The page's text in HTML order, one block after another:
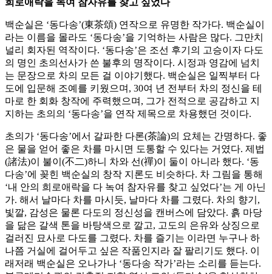
희로애락을 녹여 참자유를 찾고 싶었다
백순실은 ‘동다송’(東茶頌) 연작으로 유명한 작가다. 백순실이
라는 이름을 몰라도 ‘동다송’을 기억하는 사람은 많다. 그만치
널리 회자된 역작이다. ‘동다송’은 조선 후기의 고승이자 다도
의 명인 초의선사가 쓴 불후의 명작이다. 시정과 영감에 넘치
는 문장으로 차의 모든 걸 이야기했다. 백순실은 일찍부터 다
도에 입문해 조예를 키웠으며, 30여 년 전부터 차의 정신을 테
마로 한 회화 창작에 주력했으며, 그가 전적으로 공감하고 지
지하는 초의의 ‘동다송’을 연작 제목으로 차용했던 것이다.
초의가 ‘동다송’에서 갈파한 다론(茶論)의 요체는 간명하다. 좋
은 물을 얻어 좋은 차를 마시면 도통할 수 있다는 거였다. 제법
(諸法)이 불이(不二)하니 차와 선(禪)이 둘이 아니라 했다. ‘동
다송’에 꽂힌 백순실의 창작 지론도 비슷하다. 차 그림을 통해
‘내 안의 희로애락을 다 녹여 참자유를 찾고 싶었다’는 게 아닌
가. 해서 날마다 차를 마시듯, 날마다 차를 그렸다. 차의 향기,
빛깔, 감성은 물론 다도의 정신성을 캔버스에 담았다. 흙 마당
을 닮은 갈색 톤을 바탕색으로 깔고, 고도의 은유와 상징으로
걸러진 묘사로 다도를 그렸다. 차를 즐기는 이라면 누구나 하
나쯤 거실에 걸어두고 싶은 작품인지라 잘 팔리기도 했다. 이
래저래 백순실은 오나가나 ‘동다송 작가’라는 소리를 듣는다.